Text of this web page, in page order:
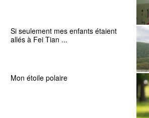
Si seulement mes enfants étaient
allés à Fei Tian ...
Mon étoile polaire